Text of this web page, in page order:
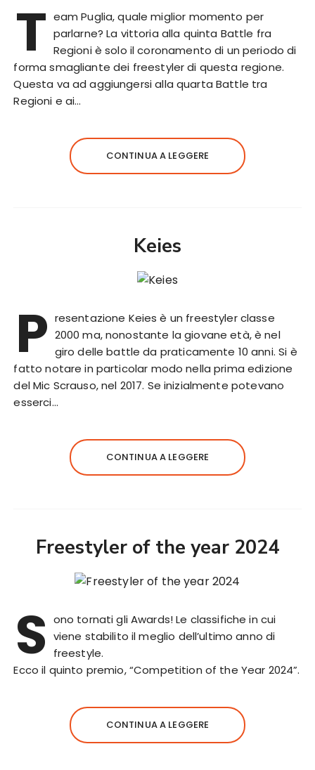
T eam Puglia, quale miglior momento per
parlarne? La vittoria alla quinta Battle fra
Regioni è solo il coronamento di un periodo di
forma smagliante dei freestyler di questa regione.
Questa va ad aggiungersi alla quarta Battle tra
Regioni e ai…
CONTINUA A LEGGERE
Keies
P resentazione Keies è un freestyler classe
2000 ma, nonostante la giovane età, è nel
giro delle battle da praticamente 10 anni. Si è
fatto notare in particolar modo nella prima edizione
del Mic Scrauso, nel 2017. Se inizialmente potevano
esserci…
CONTINUA A LEGGERE
Freestyler of the year 2024
S ono tornati gli Awards! Le classifiche in cui
viene stabilito il meglio dell’ultimo anno di
freestyle.
Ecco il quinto premio, “Competition of the Year 2024”.
CONTINUA A LEGGERE